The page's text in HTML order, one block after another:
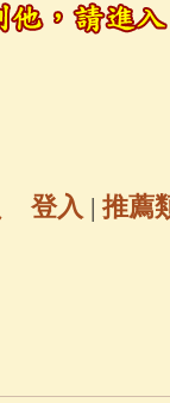
聖救度佛母(
登入 | 推薦